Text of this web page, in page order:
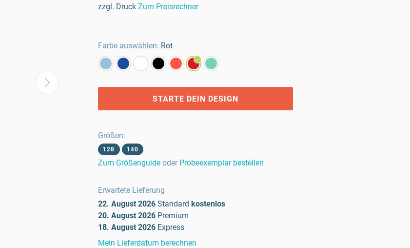
zzgl. Druck Zum Preisrechner
Farbe auswählen: Rot
STARTE DEIN DESIGN
Größen:
128 140
Zum Größenguide oder Probeexemplar bestellen
Erwartete Lieferung
22. August 2026 Standard kostenlos
20. August 2026 Premium
18. August 2026 Express
Mein Lieferdatum berechnen